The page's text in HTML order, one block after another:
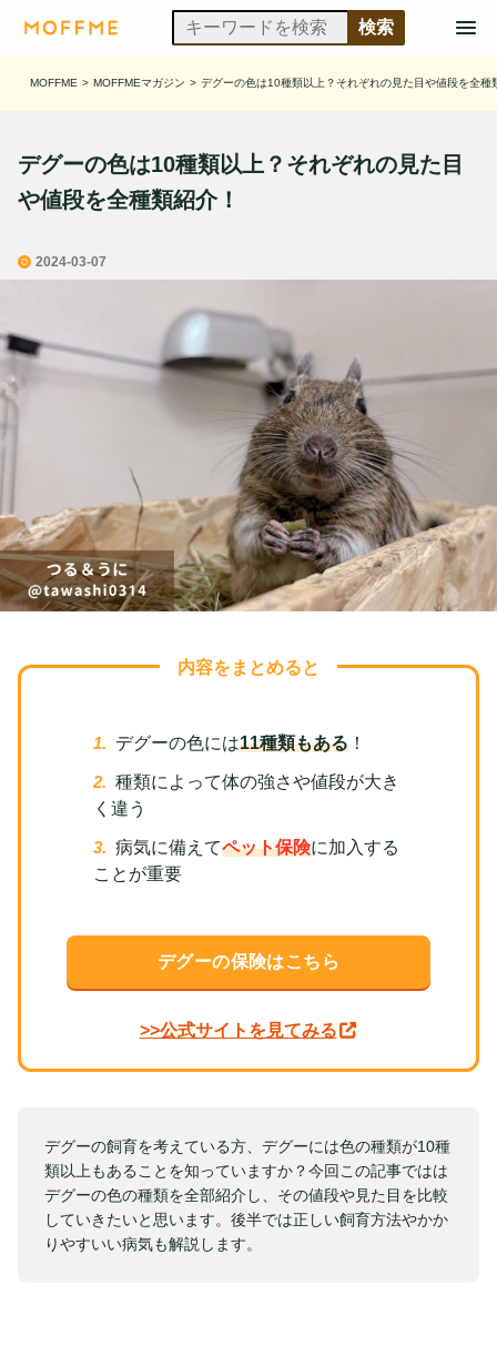
MOFFME > MOFFMEマガジン > デグーの色は10種類以上？それぞれの見た目や値段を全種
デグーの色は10種類以上？それぞれの見た目
や値段を全種類紹介！
2024-03-07
内容をまとめると
デグーの色には11種類もある ！
種類によって体の強さや値段が大き
く違う
病気に備えてペット保険に加入する
ことが重要
デグーの保険はこちら
>>公式サイトを見てみる
デグーの飼育を考えている方、デグーには色の種類が10種
類以上もあることを知っていますか？今回この記事ではは
デグーの色の種類を全部紹介し、その値段や見た目を比較
していきたいと思います。後半では正しい飼育方法やかか
りやすいい病気も解説します。